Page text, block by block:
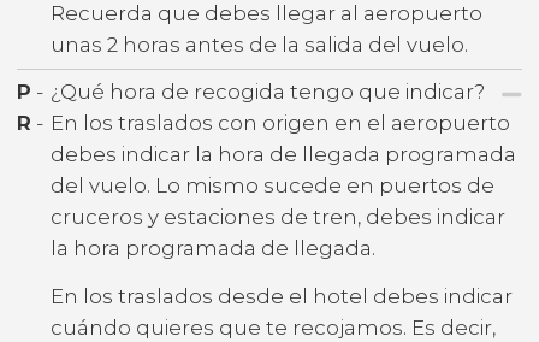
Recuerda que debes llegar al aeropuerto
unas 2 horas antes de la salida del vuelo.
P - ¿Qué hora de recogida tengo que indicar?
R - En los traslados con origen en el aeropuerto
debes indicar la hora de llegada programada
del vuelo. Lo mismo sucede en puertos de
cruceros y estaciones de tren, debes indicar
la hora programada de llegada.
En los traslados desde el hotel debes indicar
cuándo quieres que te recojamos. Es decir,